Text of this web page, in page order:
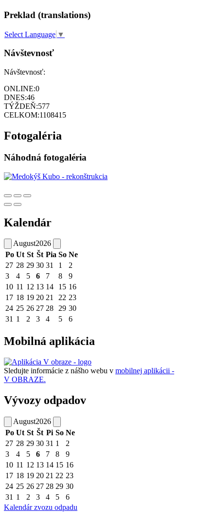
Preklad (translations)
Select Language ▼
Návštevnosť
Návštevnosť:
ONLINE:0
DNES:46
TÝŽDEŇ:577
CELKOM:1108415
Fotogaléria
Náhodná fotogaléria
Kalendár
August2026
Po Ut St Št Pia So Ne
27 28 29 30 31 1
2
3
4 5 6 7 8
9
10 11 12 13 14 15 16
17 18 19 20 21 22 23
24 25 26 27 28 29 30
31 1 2 3 4 5 6
Mobilná aplikácia
Sledujte informácie z nášho webu v mobilnej aplikácii -
V OBRAZE.
Vývozy odpadov
August2026
Po Ut St Št Pi So Ne
27 28 29 30 31 1
2
3
4 5 6 7 8
9
10 11 12 13 14 15 16
17 18 19 20 21 22 23
24 25 26 27 28 29 30
31 1 2 3 4 5
6
Kalendár zvozu odpadu